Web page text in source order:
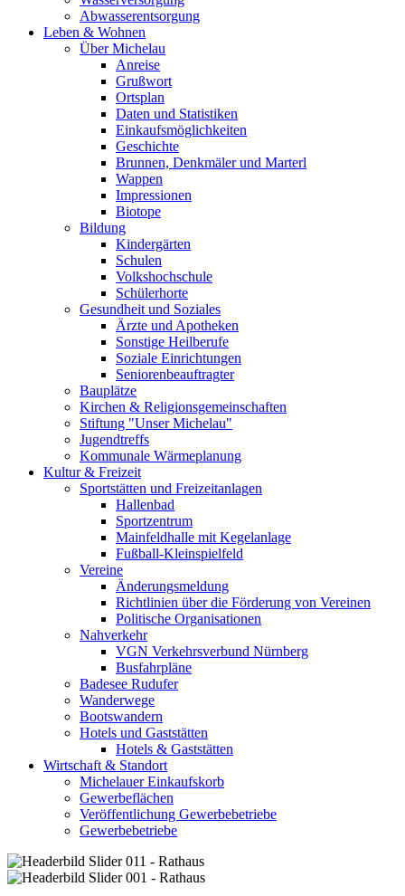
Abwasserentsorgung
Leben & Wohnen
Über Michelau
Anreise
Grußwort
Ortsplan
Daten und Statistiken
Einkaufsmöglichkeiten
Geschichte
Brunnen, Denkmäler und Marterl
Wappen
Impressionen
Biotope
Bildung
Kindergärten
Schulen
Volkshochschule
Schülerhorte
Gesundheit und Soziales
Ärzte und Apotheken
Sonstige Heilberufe
Soziale Einrichtungen
Seniorenbeauftragter
Bauplätze
Kirchen & Religionsgemeinschaften
Stiftung "Unser Michelau"
Jugendtreffs
Kommunale Wärmeplanung
Kultur & Freizeit
Sportstätten und Freizeitanlagen
Hallenbad
Sportzentrum
Mainfeldhalle mit Kegelanlage
Fußball-Kleinspielfeld
Vereine
Änderungsmeldung
Richtlinien über die Förderung von Vereinen
Politische Organisationen
Nahverkehr
VGN Verkehrsverbund Nürnberg
Busfahrpläne
Badesee Rudufer
Wanderwege
Bootswandern
Hotels und Gaststätten
Hotels & Gaststätten
Wirtschaft & Standort
Michelauer Einkaufskorb
Gewerbeflächen
Veröffentlichung Gewerbebetriebe
Gewerbebetriebe